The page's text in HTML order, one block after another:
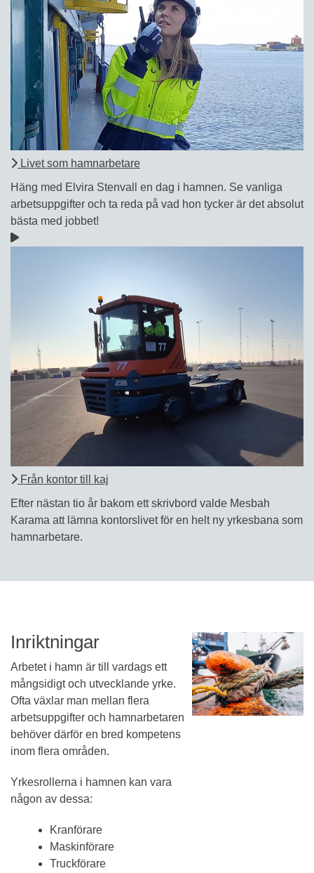
Livet som hamnarbetare
Häng med Elvira Stenvall en dag i hamnen. Se vanliga
arbetsuppgifter och ta reda på vad hon tycker är det absolut
bästa med jobbet!
Från kontor till kaj
Efter nästan tio år bakom ett skrivbord valde Mesbah
Karama att lämna kontorslivet för en helt ny yrkesbana som
hamnarbetare.
Inriktningar
Arbetet i hamn är till vardags ett
mångsidigt och utvecklande yrke.
Ofta växlar man mellan flera
arbetsuppgifter och hamnarbetaren
behöver därför en bred kompetens
inom flera områden.
Yrkesrollerna i hamnen kan vara
någon av dessa:
Kranförare
Maskinförare
Truckförare